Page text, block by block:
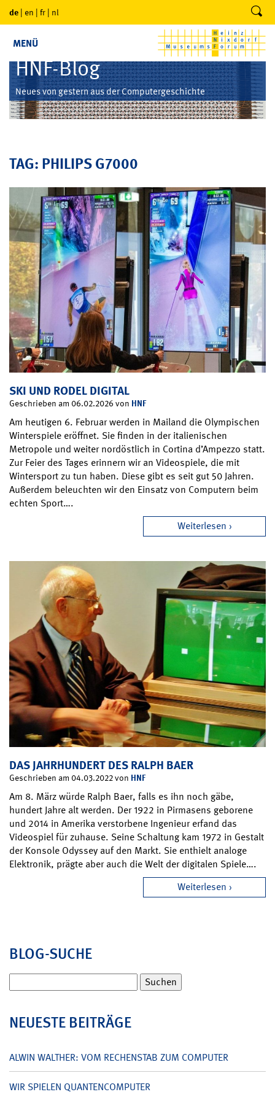
de | en | fr | nl
MENÜ
HNF-Blog
Neues von gestern aus der Computergeschichte
TAG: PHILIPS G7000
SKI UND RODEL DIGITAL
Geschrieben am 06.02.2026 von HNF
Am heutigen 6. Februar werden in Mailand die Olympischen
Winterspiele eröffnet. Sie finden in der italienischen
Metropole und weiter nordöstlich in Cortina d’Ampezzo statt.
Zur Feier des Tages erinnern wir an Videospiele, die mit
Wintersport zu tun haben. Diese gibt es seit gut 50 Jahren.
Außerdem beleuchten wir den Einsatz von Computern beim
echten Sport….
Weiterlesen
DAS JAHRHUNDERT DES RALPH BAER
Geschrieben am 04.03.2022 von HNF
Am 8. März würde Ralph Baer, falls es ihn noch gäbe,
hundert Jahre alt werden. Der 1922 in Pirmasens geborene
und 2014 in Amerika verstorbene Ingenieur erfand das
Videospiel für zuhause. Seine Schaltung kam 1972 in Gestalt
der Konsole Odyssey auf den Markt. Sie enthielt analoge
Elektronik, prägte aber auch die Welt der digitalen Spiele….
Weiterlesen
BLOG-SUCHE
nach:
NEUESTE BEITRÄGE
ALWIN WALTHER: VOM RECHENSTAB ZUM COMPUTER
WIR SPIELEN QUANTENCOMPUTER